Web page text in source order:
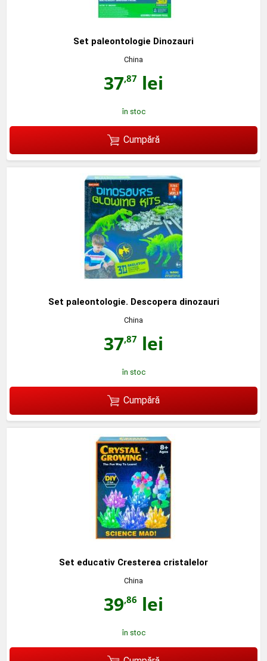
Set paleontologie Dinozauri
China
37,87 lei
în stoc
Cumpără
Set paleontologie. Descopera dinozauri
China
37,87 lei
în stoc
Cumpără
Set educativ Cresterea cristalelor
China
39,86 lei
în stoc